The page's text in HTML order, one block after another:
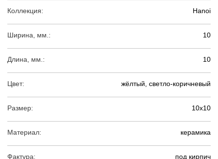
Коллекция: Hanoi
Ширина, мм.: 10
Длина, мм.: 10
Цвет: жёлтый, светло-коричневый
Размер: 10х10
Материал: керамика
Фактура: под кирпич